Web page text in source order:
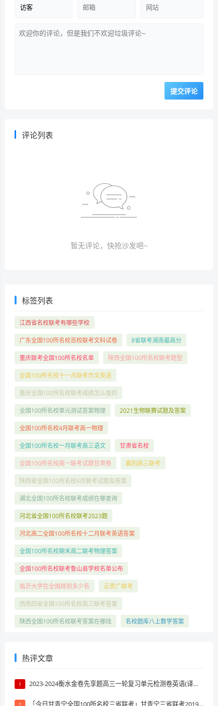
评论列表
暂无评论，快抢沙发吧~
标签列表
江西省名校联考有哪些学校
广东全国100所名校百校联考文科试卷 8省联考湖南最高分
重庆联考全国100所名校名单 陕西全国100所名校联考题型
全国100所名校十一月联考作文英语
重庆全国100所名校联考成绩怎么查的
全国100所名校单元测试答案物理 2021生物联赛试题及答案
全国100所名校4月联考高一物理
全国100所名校一月联考高三语文 甘肃省名校
全国100所名校高一联考试题甘肃卷 襄阳高三联考
陕西省全国100所名校4月联考试题及答案
湖北全国100所名校联考成绩在哪查询
河北省全国100所名校联考2023题
河北高二全国100所名校十二月联考英语答案
全国100所名校期末高二联考物理答案
全国100所名校联考鲁山县学校名单公布
临沂大学在全国排到多少名 云贵广联考
西南四省全国100所名校高三联考答案
陕西全国100所名校联考答案在哪找 名校题库八上数学答案
热评文章
1 2023-2024衡水金卷先享题高三一轮复习单元检测卷英语(译林版)(一)1试题 答案